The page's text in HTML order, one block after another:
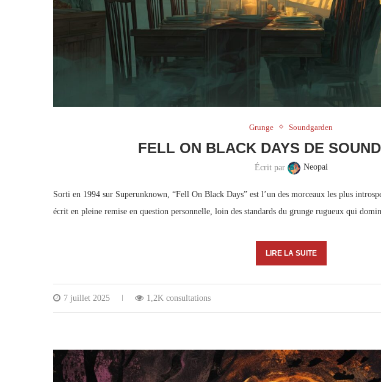
Grunge Soundgarden
FELL ON BLACK DAYS DE
Écrit par Neopai
Sorti en 1994 sur Superunknown, “Fell On Black Days” est l’un des morceaux les plus
écrit en pleine remise en question personnelle, loin des standards du grunge rugueux qui
LIRE LA SUITE
7 juillet 2025 1,2K consultations